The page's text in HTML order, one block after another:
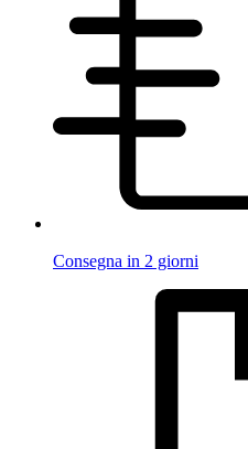
Consegna in 2 giorni